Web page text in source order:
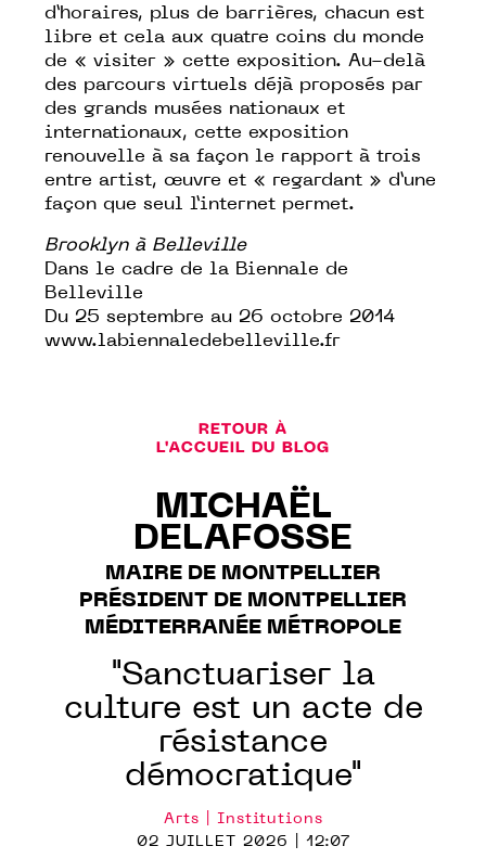
d’horaires, plus de barrières, chacun est
libre et cela aux quatre coins du monde
de « visiter » cette exposition. Au-delà
des parcours virtuels déjà proposés par
des grands musées nationaux et
internationaux, cette exposition
renouvelle à sa façon le rapport à trois
entre artist, œuvre et « regardant » d’une
façon que seul l’internet permet.
Brooklyn à Belleville
Dans le cadre de la Biennale de
Belleville
Du 25 septembre au 26 octobre 2014
www.labiennaledebelleville.fr
RETOUR À
L'ACCUEIL DU BLOG
MICHAËL
DELAFOSSE
MAIRE DE MONTPELLIER
PRÉSIDENT DE MONTPELLIER
MÉDITERRANÉE MÉTROPOLE
"Sanctuariser la
culture est un acte de
résistance
démocratique"
Arts | Institutions
02 JUILLET 2026 | 12:07